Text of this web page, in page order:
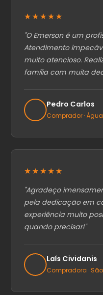
★★★★★
"O Emerson é um
Atendimento
muito atencioso.
família com muita
Pedro Carlos
Comprador ·
★★★★★
"Agradeço
pela dedicação em
experiência muito
quando precisar!"
Laís Cividanis
Compradora ·